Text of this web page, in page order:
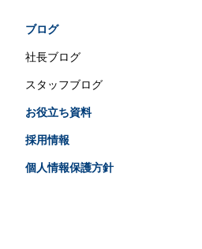
ブログ
社長ブログ
スタッフブログ
お役立ち資料
採用情報
個人情報保護方針